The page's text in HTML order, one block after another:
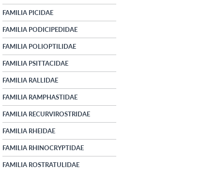
FAMILIA PICIDAE
FAMILIA PODICIPEDIDAE
FAMILIA POLIOPTILIDAE
FAMILIA PSITTACIDAE
FAMILIA RALLIDAE
FAMILIA RAMPHASTIDAE
FAMILIA RECURVIROSTRIDAE
FAMILIA RHEIDAE
FAMILIA RHINOCRYPTIDAE
FAMILIA ROSTRATULIDAE